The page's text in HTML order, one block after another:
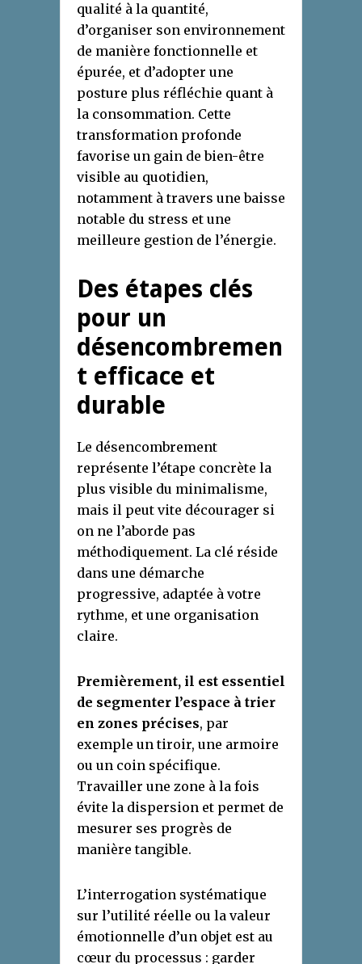
qualité à la quantité,
d’organiser son environnement
de manière fonctionnelle et
épurée, et d’adopter une
posture plus réfléchie quant à
la consommation. Cette
transformation profonde
favorise un gain de bien-être
visible au quotidien,
notamment à travers une baisse
notable du stress et une
meilleure gestion de l’énergie.
Des étapes clés
pour un
désencombremen
t efficace et
durable
Le désencombrement
représente l’étape concrète la
plus visible du minimalisme,
mais il peut vite décourager si
on ne l’aborde pas
méthodiquement. La clé réside
dans une démarche
progressive, adaptée à votre
rythme, et une organisation
claire.
Premièrement, il est essentiel
de segmenter l’espace à trier
en zones précises, par
exemple un tiroir, une armoire
ou un coin spécifique.
Travailler une zone à la fois
évite la dispersion et permet de
mesurer ses progrès de
manière tangible.
L’interrogation systématique
sur l’utilité réelle ou la valeur
émotionnelle d’un objet est au
cœur du processus : garder